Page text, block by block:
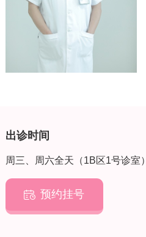
出诊时间
周三、周六全天（1B区1号诊室）
 预约挂号